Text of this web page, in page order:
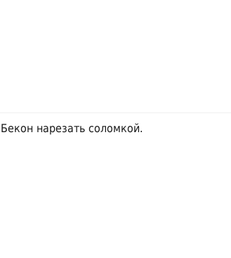
Бекон нарезать соломкой.